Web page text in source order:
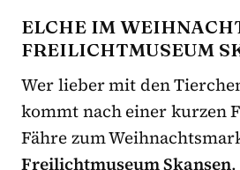
ELCHE IM
FREILICHTMUSEUM
Wer lieber mit den
kommt nach einer kurzen
Fähre zum
Freilichtmuseum Skansen.